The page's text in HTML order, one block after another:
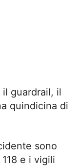
guardrail, il
quindicina di
sono
e i vigili